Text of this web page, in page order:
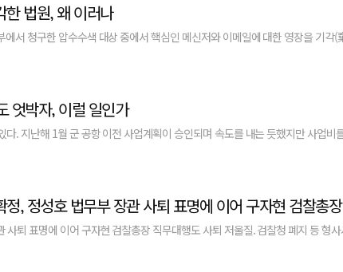
한 법원, 왜 이러나
서 청구한 압수수색 대상 중에서 핵심인 메신저와 이메일에 대한 영장을 기각
엇박자, 이럴 일인가
. 지난해 1월 군 공항 이전 사업계획이 승인되며 속도를 내는 듯했지만 사업비
퇴 표명에 이어 구자현 검찰총장 직무대행도 사퇴 저울질. 검찰청 폐지 등 형